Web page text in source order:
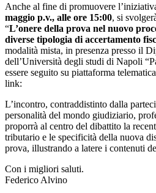
Anche al fine di promuovere
maggio p.v., alle ore 15:00, si
“L’onere della prova nel nuovo
diverse tipologia di accertamento
modalità mista, in presenza presso il
dell’Università degli studi di Napoli
essere seguito su piattaforma
link:
L’incontro, contraddistinto dalla
personalità del mondo giudiziario,
proporrà al centro del dibattito la
tributario e le specificità della nuova
prova, illustrando a latere i contenuti
Con i migliori saluti.
Federico Alvino